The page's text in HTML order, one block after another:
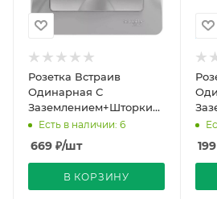
Розетка Встраив
Одинарная С
Заземлением+Шторки+Крышка
Алюм IP20 16А 250В
GLOSSA Schneider
Electric
Есть в наличии: 6
669 ₽/шт
В КОРЗИНУ
199